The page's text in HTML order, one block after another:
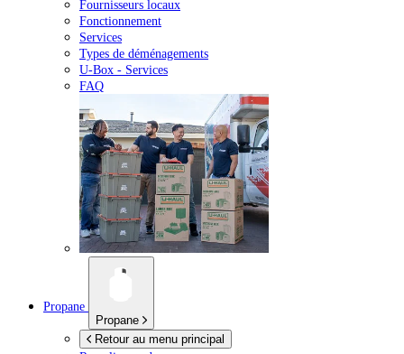
Fournisseurs locaux
Fonctionnement
Services
Types de déménagements
U-Box - Services
FAQ
Propane
Propane
Retour au menu principal